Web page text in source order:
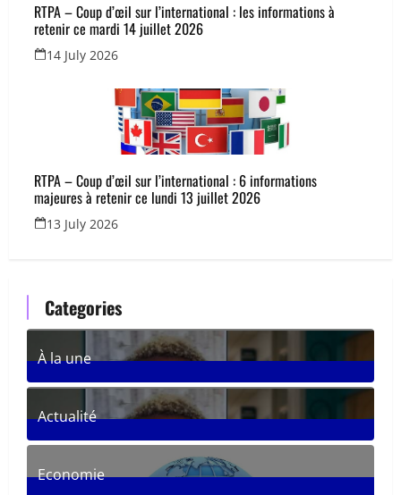
RTPA – Coup d’œil sur l’international : les informations à
retenir ce mardi 14 juillet 2026
14 July 2026
RTPA – Coup d’œil sur l’international : 6 informations
majeures à retenir ce lundi 13 juillet 2026
13 July 2026
Categories
À la une
361Posts
Actualité
287Posts
Economie